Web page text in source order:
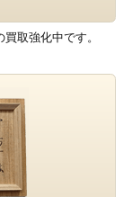
取強化中です。